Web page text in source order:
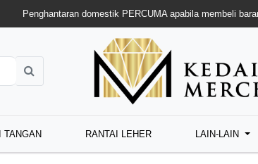
Penghantaran domestik PERCUMA apabila membeli
TANGAN RANTAI LEHER LAIN-LAIN